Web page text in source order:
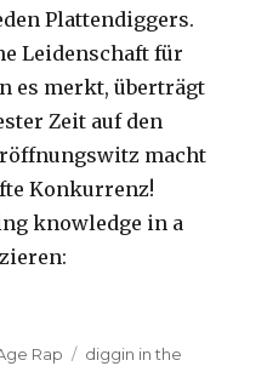
Plattendiggers.
Leidenschaft für
es merkt, überträgt
Zeit auf den
macht
Konkurrenz!
knowledge in a
Samples“
Rap Schlagwörter
diggin in the